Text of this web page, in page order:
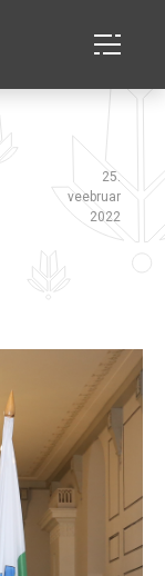
25.
veebruar
2022